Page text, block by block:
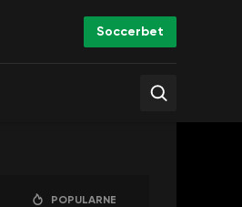
Soccerbet
POPULARNE